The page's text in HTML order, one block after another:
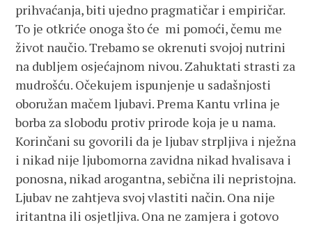
prihvaćanja, biti ujedno pragmatičar i empiričar.
To je otkriće onoga što će mi pomoći, čemu me
život naučio. Trebamo se okrenuti svojoj nutrini
na dubljem osjećajnom nivou. Zahuktati strasti za
mudrošću. Očekujem ispunjenje u sadašnjosti
oboružan mačem ljubavi. Prema Kantu vrlina je
borba za slobodu protiv prirode koja je u nama.
Korinčani su govorili da je ljubav strpljiva i nježna
i nikad nije ljubomorna zavidna nikad hvalisava i
ponosna, nikad arogantna, sebična ili nepristojna.
Ljubav ne zahtjeva svoj vlastiti način. Ona nije
iritantna ili osjetljiva. Ona ne zamjera i gotovo